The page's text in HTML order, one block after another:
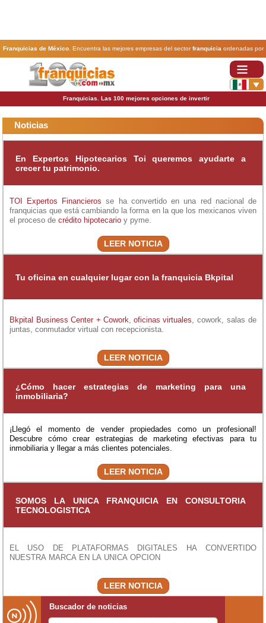
Franquicias de México. Encuentra las mejores empresas del sectorfranquicia ordenadas por
actividad. En www.100franquicias.com.mx encontrarás las más rentables, baratas y
Franquicias. Las 100 mejores opciones de invertir
Noticias
En Expertos Hipotecarios Toi queremos ayudarte a
crecer tu patrimonio.
TOI Expertos Financieros se ha convertido en una red nacional de
franquicias que está cambiando la forma en la que los mexicanos viven
el proceso de crédito hipotecario y pyme.
LEER NOTICIA
Tu oficina en cualquier lugar con la franquicia Bkpital
Bkpital Business Center + Cowork oficinas virtuales , cowork, salas de
juntas, conmutador virtual con recepcionista.
LEER NOTICIA
¿Cómo hacer estrategias de marketing para una
inmobiliaria?
¡Llegó el momento de vender propiedades como un profesional!
Descubre cómo crear estrategias de marketing efectivas para tu
inmobiliaria y llegar a más clientes potenciales.
LEER NOTICIA
SOMOS LA UNICA FRANQUICIA EN CONSULTORIA
TECNOLOGISTICA
EL USO DE PLATAFORMAS DIGITALES HA CONVERTIDO
NUESTRA MARCA EN LA UNICA OPCION
LEER NOTICIA
Buscador de noticias